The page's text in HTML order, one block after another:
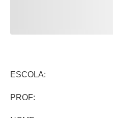
PROF: